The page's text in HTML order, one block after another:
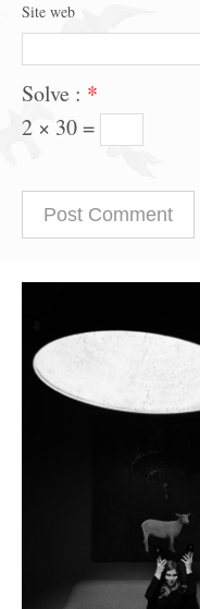
Site web
Solve : *
2 × 30 =